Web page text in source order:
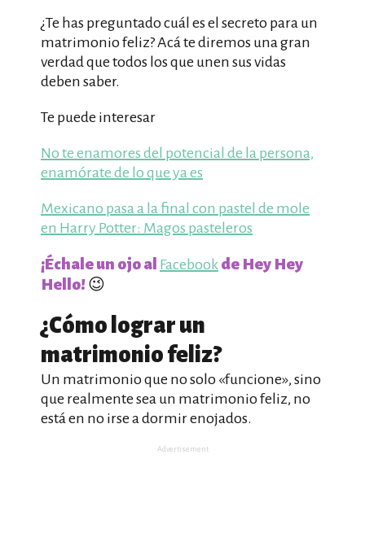
¿Te has preguntado cuál es el secreto para un
matrimonio feliz? Acá te diremos una gran
verdad que todos los que unen sus vidas
deben saber.
Te puede interesar
No te enamores del potencial de la persona,
enamórate de lo que ya es
Mexicano pasa a la final con pastel de mole
en Harry Potter: Magos pasteleros
¡Échale un ojo al Facebook de Hey Hey
Hello! 😉
¿Cómo lograr un
matrimonio feliz?
Un matrimonio que no solo «funcione», sino
que realmente sea un matrimonio feliz, no
está en no irse a dormir enojados.
Advertisement